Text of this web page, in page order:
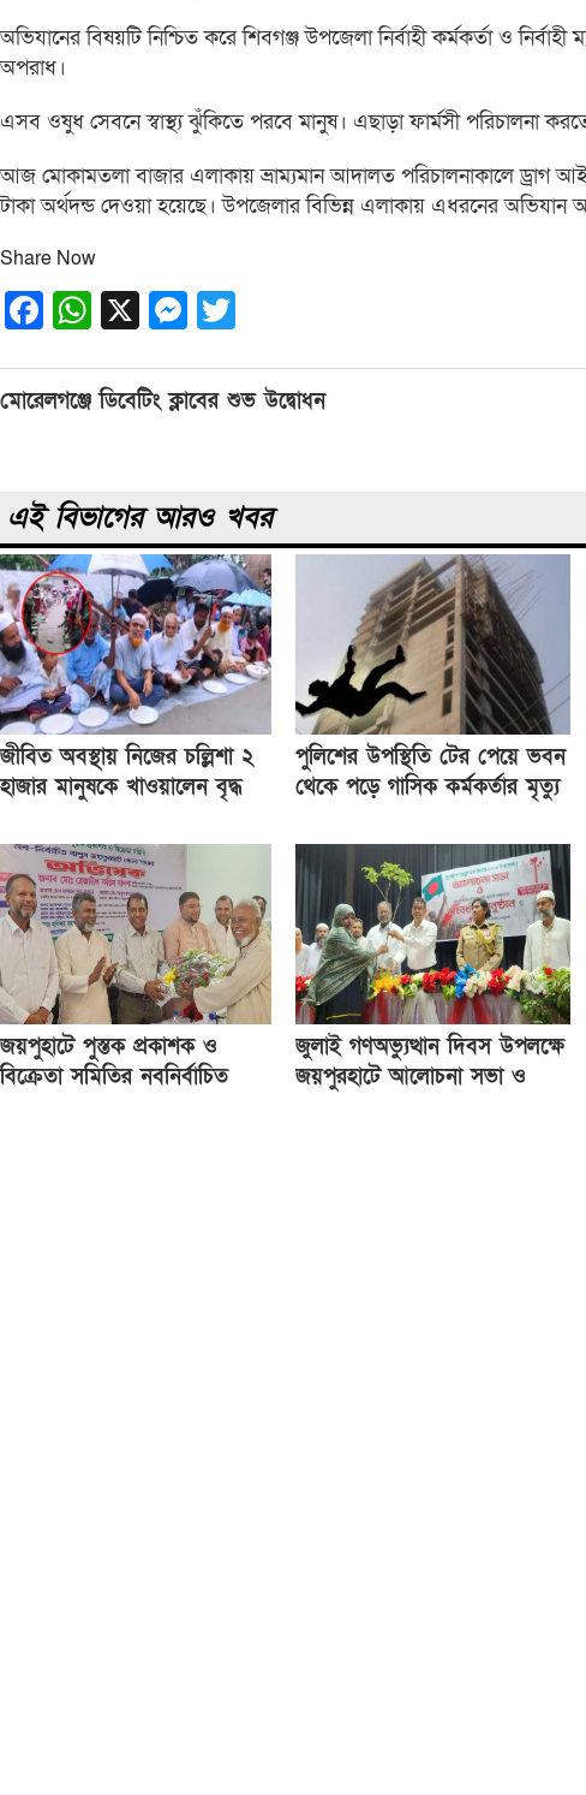
অভিযানের বিষয়টি নিশ্চিত করে শিবগঞ্জ উপজেলা নির্বাহী কর্মকর্তা ও
অপরাধ।
এসব ওষুধ সেবনে স্বাস্থ্য ঝুঁকিতে পরবে মানুষ। এছাড়া ফার্মসী পরিচালনা
আজ মোকামতলা বাজার এলাকায় ভ্রাম্যমান আদালত পরিচালনাকালে ড্রাগ
টাকা অর্থদন্ড দেওয়া হয়েছে। উপজেলার বিভিন্ন এলাকায় এধরনের অভিযান
Share Now
Facebook
WhatsApp
X Messenger
Post
মোরেলগঞ্জে ডিবেটিং ক্লাবের শুভ উদ্বোধন
এই বিভাগের আরও খবর
জীবিত অবস্থায় নিজের চল্লিশা ২
হাজার মানুষকে খাওয়ালেন বৃদ্ধ
পুলিশের উপস্থিতি টের পেয়ে ভবন
থেকে পড়ে গাসিক কর্মকর্তার মৃত্যু
জয়পুহাটে পুস্তক প্রকাশক ও
বিক্রেতা সমিতির নবনির্বাচিত
জুলাই গণঅভ্যুত্থান দিবস উপলক্ষে
জয়পুরহাটে আলোচনা সভা ও